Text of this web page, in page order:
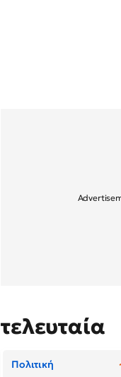
τελευταία
Πολιτική